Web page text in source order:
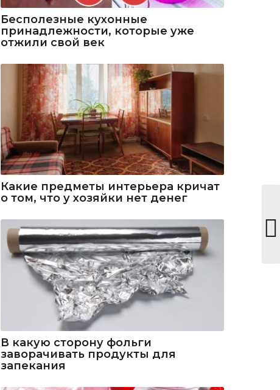
Бесполезные кухонные
принадлежности, которые уже
отжили свой век
Какие предметы интерьера кричат
о том, что у хозяйки нет денег
В какую сторону фольги
заворачивать продукты для
запекания